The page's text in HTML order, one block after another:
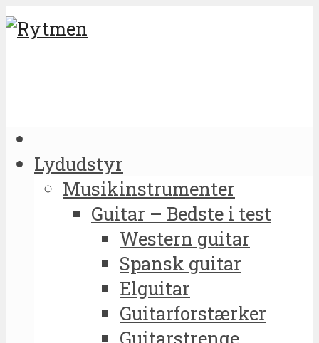
Lydudstyr
Musikinstrumenter
Guitar – Bedste i test
Western guitar
Spansk guitar
Elguitar
Guitarforstærker
Guitarstrenge